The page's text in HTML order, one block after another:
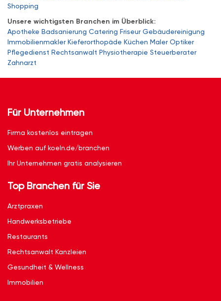
Shopping
Unsere wichtigsten Branchen im Überblick:
Apotheke Badsanierung Catering Friseur Gebäudereinigung
Immobilienmakler Kieferorthopäde Küchen Maler Optiker
Pflegedienst Rechtsanwalt Physiotherapie Steuerberater
Zahnarzt
Für Unternehmen
Firma kostenlos eintragen
Werben auf koeln.de/branchen
Ihr Unternehmen gratis analysieren
Top Branchen für Sie
Arztpraxen
Handwerksbetriebe
Restaurants
Rechtsanwalt Kanzleien
Gesundheit & Wellness
Immobilien